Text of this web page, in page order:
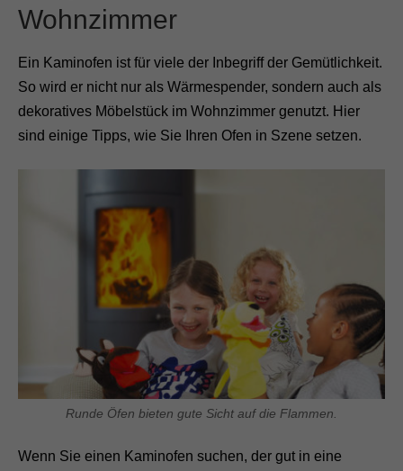
Wohnzimmer
Ein Kaminofen ist für viele der Inbegriff der Gemütlichkeit.
So wird er nicht nur als Wärmespender, sondern auch als
dekoratives Möbelstück im Wohnzimmer genutzt. Hier
sind einige Tipps, wie Sie Ihren Ofen in Szene setzen.
Runde Öfen bieten gute Sicht auf die Flammen.
Wenn Sie einen Kaminofen suchen, der gut in eine